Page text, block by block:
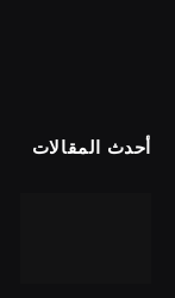
أحدث المقالات